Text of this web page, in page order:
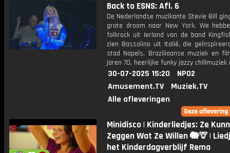
Back to ESNS: Afl. 6
De Nederlandse muzikante Stevie Bill
grote droom naar New York. We
folkrock uit Ierland van de band
zien Bassolino uit Italië, die
stad Napels, Braziliaanse muziek en
jaren 70, heerlijke funky jazzy chillmuziek
30-07-2025 15:20
NPO2
Amusement.TV
Muziek.TV
Alle afleveringen
Minidisco | Kinderliedjes: Ze
Zeggen Wat Ze Willen 🐘🦒 |
het Kinderdagverblijf Rema